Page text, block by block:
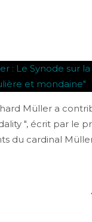
Müller a
", écrit par le
du cardinal